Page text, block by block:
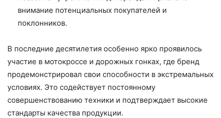
внимание потенциальных покупателей и
поклонников.
В последние десятилетия особенно ярко проявилось
участие в мотокроссе и дорожных гонках, где бренд
продемонстрировал свои способности в экстремальных
условиях. Это содействует постоянному
совершенствованию техники и подтверждает высокие
стандарты качества продукции.